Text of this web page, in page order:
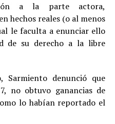
a la parte actora,
hechos reales (o al menos
le faculta a enunciar ello
de su derecho a la libre
denunció que
no obtuvo ganancias de
lo habían reportado el